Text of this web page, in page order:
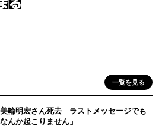
一覧を見る
輪明宏さん死去 ラストメッセージでも
か起こりません」